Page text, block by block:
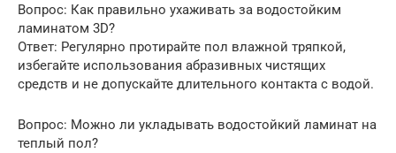
Вопрос: Как правильно ухаживать за водостойким
ламинатом 3D?
Ответ: Регулярно протирайте пол влажной тряпкой,
избегайте использования абразивных чистящих
средств и не допускайте длительного контакта с водой.
Вопрос: Можно ли укладывать водостойкий ламинат на
теплый пол?